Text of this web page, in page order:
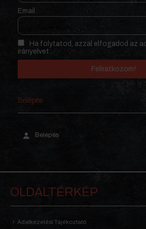
Email
Ha folytatod, azzal elfogadod az
irányelvet
Belépés
Belépés
OLDALTÉRKÉP
Adatkezelési Tájékoztató